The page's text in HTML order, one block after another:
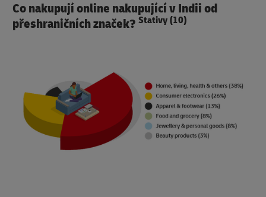
Co nakupují online nakupující v Indii od
přeshraničních značek? Stativy (10)